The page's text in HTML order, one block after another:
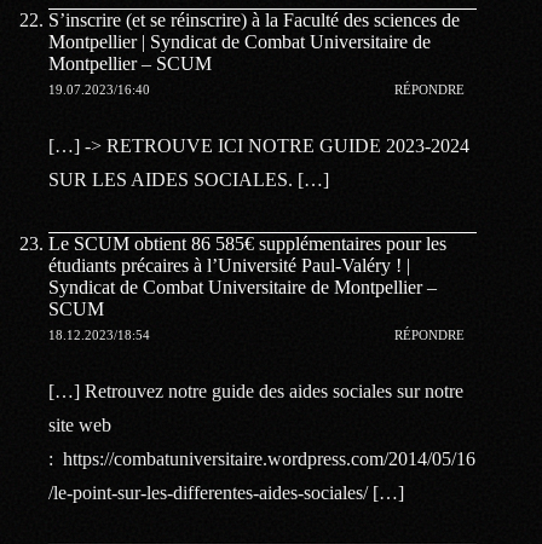
S’inscrire (et se réinscrire) à la Faculté des sciences de
Montpellier | Syndicat de Combat Universitaire de
Montpellier – SCUM
19.07.2023/16:40 RÉPONDRE
[…] -> RETROUVE ICI NOTRE GUIDE 2023-2024
SUR LES AIDES SOCIALES. […]
Le SCUM obtient 86 585€ supplémentaires pour les
étudiants précaires à l’Université Paul-Valéry ! |
Syndicat de Combat Universitaire de Montpellier –
SCUM
18.12.2023/18:54 RÉPONDRE
[…] Retrouvez notre guide des aides sociales sur notre
site web
: https://combatuniversitaire.wordpress.com/2014/05/16
/le-point-sur-les-differentes-aides-sociales/ […]